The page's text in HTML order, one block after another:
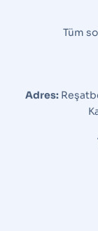
Tüm
Adres: